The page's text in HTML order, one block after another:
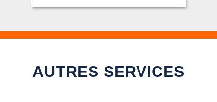
AUTRES SERVICES